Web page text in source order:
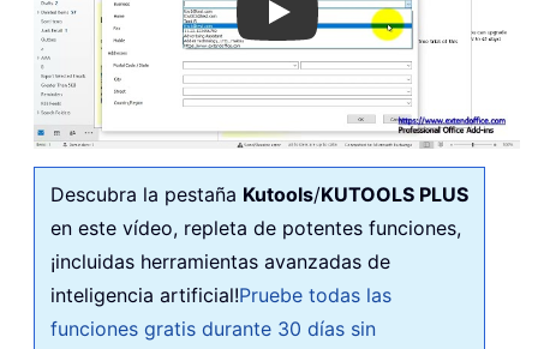
Play
Descubra la pestaña Kutools/KUTOOLS PLUS
en este vídeo, repleta de potentes funciones,
¡incluidas herramientas avanzadas de
inteligencia artificial!Pruebe todas las
funciones gratis durante 30 días sin